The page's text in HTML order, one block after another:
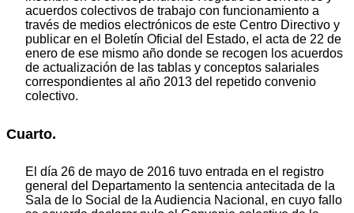
acuerdos colectivos de trabajo con funcionamiento a
través de medios electrónicos de este Centro Directivo y
publicar en el Boletín Oficial del Estado, el acta de 22 de
enero de ese mismo año donde se recogen los acuerdos
de actualización de las tablas y conceptos salariales
correspondientes al año 2013 del repetido convenio
colectivo.
Cuarto.
El día 26 de mayo de 2016 tuvo entrada en el registro
general del Departamento la sentencia antecitada de la
Sala de lo Social de la Audiencia Nacional, en cuyo fallo